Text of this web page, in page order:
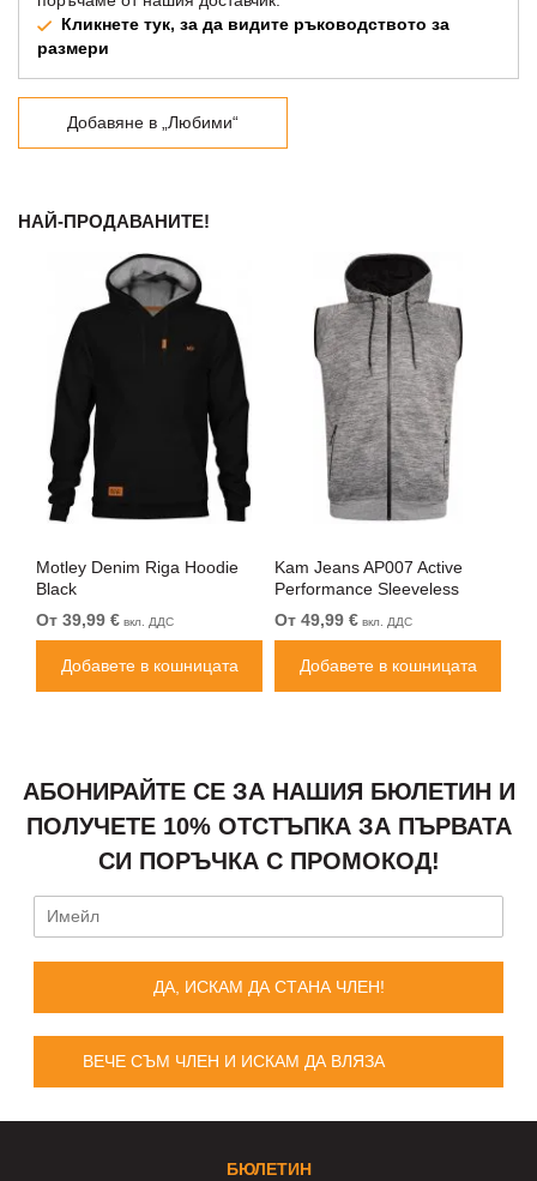
Кликнете тук, за да видите ръководството за
размери
Добавяне в „Любими“
НАЙ-ПРОДАВАНИТЕ!
Motley Denim Riga Hoodie
Black
От 39,99 € вкл. ДДС
Добавете в кошницата
Kam Jeans AP007 Active
Performance Sleeveless
Hoody Grey
От 49,99 € вкл. ДДС
Добавете в кошницата
АБОНИРАЙТЕ СЕ ЗА НАШИЯ БЮЛЕТИН И
ПОЛУЧЕТЕ 10% ОТСТЪПКА ЗА ПЪРВАТА
СИ ПОРЪЧКА С ПРОМОКОД!
ДА, ИСКАМ ДА СТАНА ЧЛЕН!
ВЕЧЕ СЪМ ЧЛЕН И ИСКАМ ДА ВЛЯЗА
БЮЛЕТИН